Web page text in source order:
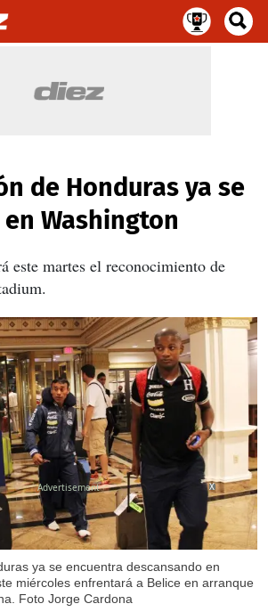
de Honduras ya se
Washington
este martes el reconocimiento de
ya se encuentra descansando en
miércoles enfrentará a Belice en arranque
Foto Jorge Cardona
X